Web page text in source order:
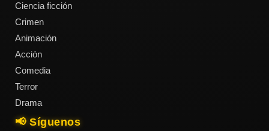
Ciencia ficción
Crimen
Animación
Acción
Comedia
Terror
Drama
📢 Síguenos